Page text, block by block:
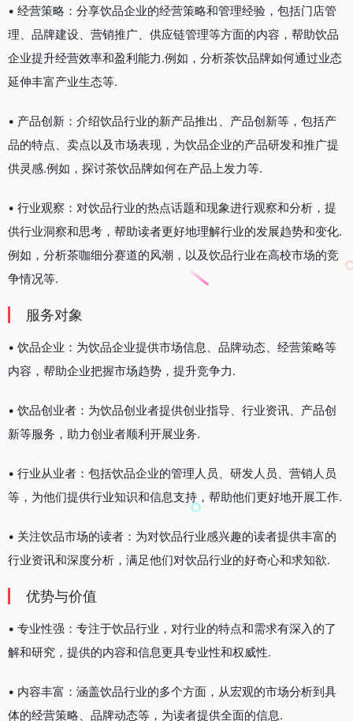
• 经营策略：分享饮品企业的经营策略和管理经验，包括门店管
理、品牌建设、营销推广、供应链管理等方面的内容，帮助饮品
企业提升经营效率和盈利能力.例如，分析茶饮品牌如何通过业态
延伸丰富产业生态等.
• 产品创新：介绍饮品行业的新产品推出、产品创新等，包括产
品的特点、卖点以及市场表现，为饮品企业的产品研发和推广提
供灵感.例如，探讨茶饮品牌如何在产品上发力等.
• 行业观察：对饮品行业的热点话题和现象进行观察和分析，提
供行业洞察和思考，帮助读者更好地理解行业的发展趋势和变化.
例如，分析茶咖细分赛道的风潮，以及饮品行业在高校市场的竞
争情况等.
服务对象
• 饮品企业：为饮品企业提供市场信息、品牌动态、经营策略等
内容，帮助企业把握市场趋势，提升竞争力.
• 饮品创业者：为饮品创业者提供创业指导、行业资讯、产品创
新等服务，助力创业者顺利开展业务.
• 行业从业者：包括饮品企业的管理人员、研发人员、营销人员
等，为他们提供行业知识和信息支持，帮助他们更好地开展工作.
• 关注饮品市场的读者：为对饮品行业感兴趣的读者提供丰富的
行业资讯和深度分析，满足他们对饮品行业的好奇心和求知欲.
优势与价值
• 专业性强：专注于饮品行业，对行业的特点和需求有深入的了
解和研究，提供的内容和信息更具专业性和权威性.
• 内容丰富：涵盖饮品行业的多个方面，从宏观的市场分析到具
体的经营策略、品牌动态等，为读者提供全面的信息.